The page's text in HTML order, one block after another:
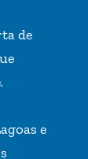
de
e